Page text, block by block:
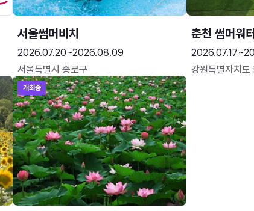
서울썸머비치
2026.07.20~2026.08.09
서울특별시 종로구
춘천 썸머워
강원특별자치도
개최중